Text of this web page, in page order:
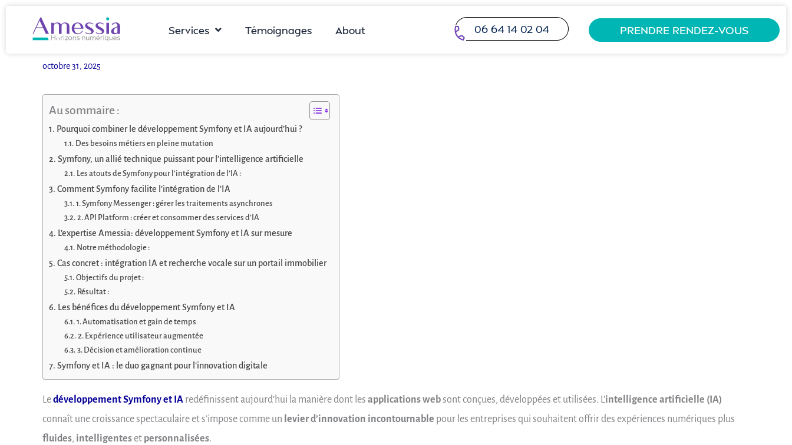
Services Témoignages About 06 64 14 02 04 PRENDRE RENDEZ-VOUS
octobre 31, 2025
Au sommaire :
Pourquoi combiner le développement Symfony et IA aujourd’hui ?
Des besoins métiers en pleine mutation
Symfony, un allié technique puissant pour l’intelligence artificielle
Les atouts de Symfony pour l’intégration de l’IA :
Comment Symfony facilite l’intégration de l’IA
1. Symfony Messenger : gérer les traitements asynchrones
2. API Platform : créer et consommer des services d’IA
L’expertise Amessia: développement Symfony et IA sur mesure
Notre méthodologie :
Cas concret : intégration IA et recherche vocale sur un portail immobilier
Objectifs du projet :
Résultat :
Les bénéfices du développement Symfony et IA
1. Automatisation et gain de temps
2. Expérience utilisateur augmentée
3. Décision et amélioration continue
Symfony et IA : le duo gagnant pour l’innovation digitale
Ledéveloppement Symfony et IA redéfinissent aujourd’hui la manière dont les applications websont conçues, développées et utilisées. L’intelligence artificielle (IA)
connaît une croissance spectaculaire et s’impose comme un levier d’innovation incontournable pour les entreprises qui souhaitent offrir des expériences numériques plus
fluides, intelligenteset personnalisées.